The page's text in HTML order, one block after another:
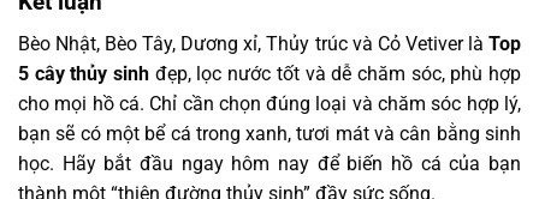
Bèo Nhật, Bèo Tây, Dương xỉ, Thủy trúc và Cỏ Vetiver là Top
5 cây thủy sinh đẹp, lọc nước tốt và dễ chăm sóc, phù hợp
cho mọi hồ cá. Chỉ cần chọn đúng loại và chăm sóc hợp lý,
bạn sẽ có một bể cá trong xanh, tươi mát và cân bằng sinh
học. Hãy bắt đầu ngay hôm nay để biến hồ cá của bạn
thành một “thiên đường thủy sinh” đầy sức sống.